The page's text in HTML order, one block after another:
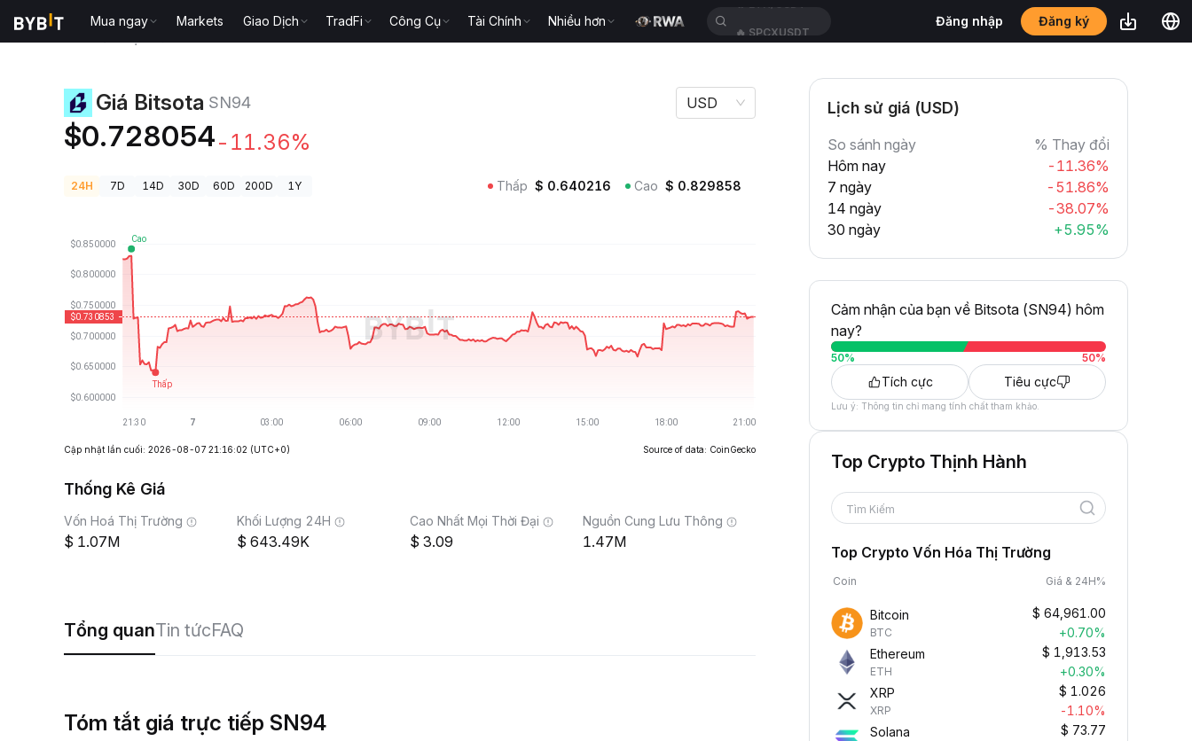
Mua ngay Markets Giao Dịch TradFi Công Cụ Tài Chính Nhiều hơn Đăng nhập Đăng ký
Giá Bitsota SN94
$0.728054-11.36%
USD
24H 7D 14D 30D 60D 200D 1Y Thấp $ 0.640216 Cao $ 0.829858
Cập nhật lần cuối: 2026-08-07 21:16:02 (UTC+0) Source of data: CoinGecko
Thống Kê Giá
Vốn Hoá Thị Trường
1.07M
Khối Lượng 24H
643.49K
Cao Nhất Mọi Thời Đại
3.09
Nguồn Cung Lưu Thông
1.47M
Tổng quanTin tứcFAQ
Tóm tắt giá trực tiếp SN94
Lịch sử giá (USD)
So sánh ngày
% Thay đổi
Hôm nay
-11.36%
7 ngày
-51.86%
14 ngày
-38.07%
30 ngày
+5.95%
Cảm nhận của bạn về Bitsota (SN94) hôm
nay?
50% 50%
Tích cực Tiêu cực
Lưu ý: Thông tin chỉ mang tính chất tham khảo.
Top Crypto Thịnh Hành
Tìm Kiếm
Top Crypto Vốn Hóa Thị Trường
Coin Giá & 24H%
Bitcoin
BTC
$ 64,961.00
+0.70%
Ethereum
ETH
$ 1,913.53
+0.30%
XRP
XRP
$ 1.026
-1.10%
Solana
$ 73.77